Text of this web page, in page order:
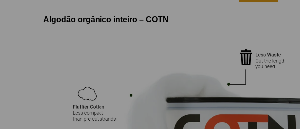
Algodão orgânico inteiro – COTN​